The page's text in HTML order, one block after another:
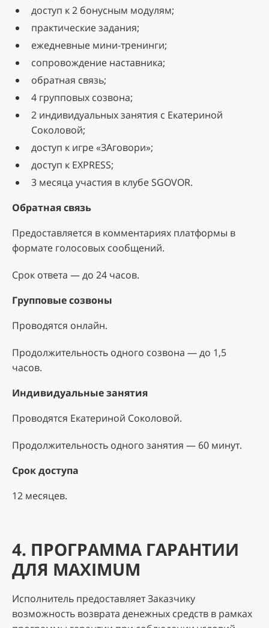
доступ к 2 бонусным модулям;
практические задания;
ежедневные мини-тренинги;
сопровождение наставника;
обратная связь;
4 групповых созвона;
2 индивидуальных занятия с Екатериной
Соколовой;
доступ к игре «ЗАговори»;
доступ к EXPRESS;
3 месяца участия в клубе SGOVOR.
Обратная связь
Предоставляется в комментариях платформы в
формате голосовых сообщений.
Срок ответа — до 24 часов.
Групповые созвоны
Проводятся онлайн.
Продолжительность одного созвона — до 1,5
часов.
Индивидуальные занятия
Проводятся Екатериной Соколовой.
Продолжительность одного занятия — 60 минут.
Срок доступа
12 месяцев.
4. ПРОГРАММА ГАРАНТИИ
ДЛЯ MAXIMUM
Исполнитель предоставляет Заказчику
возможность возврата денежных средств в рамках